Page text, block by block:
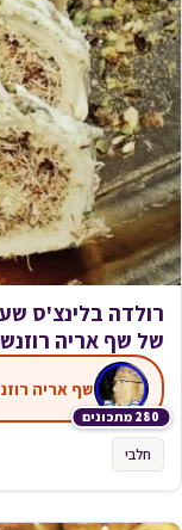
רולדה בלינצ'ס
של שף אריה
280 מתכונים
שף אריה
חלבי